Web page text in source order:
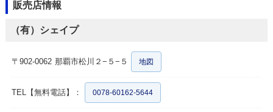
販売店情報
（有）シェイプ
〒902-0062 那覇市松川２−５−５ 地図
TEL【無料電話】： 0078-60162-5644